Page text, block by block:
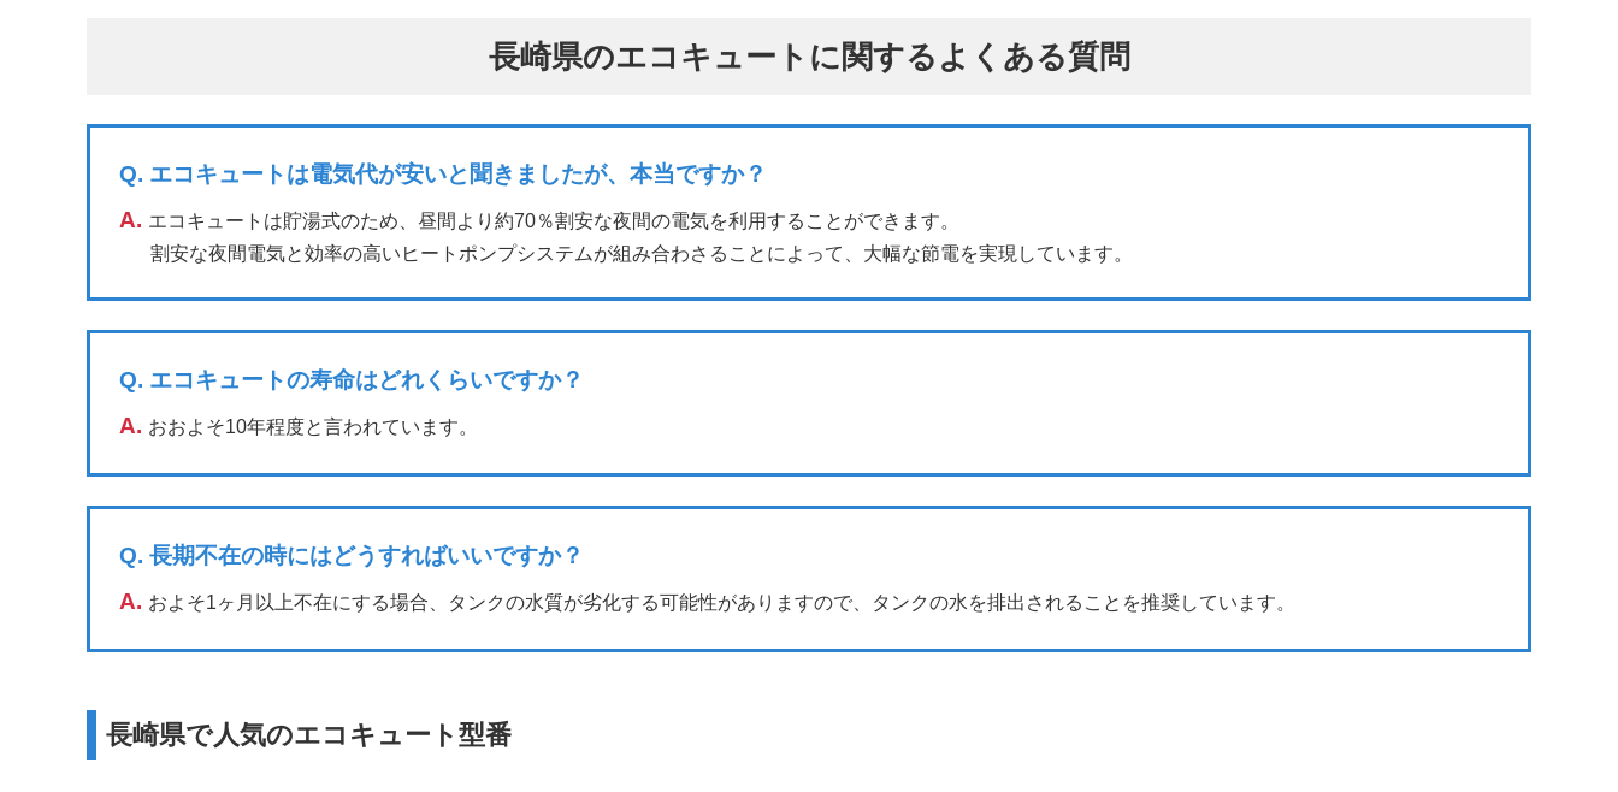
長崎県のエコキュートに関するよくある質問
Q. エコキュートは電気代が安いと聞きましたが、本当ですか？
A. エコキュートは貯湯式のため、昼間より約70％割安な夜間の電気を利用することができます。
割安な夜間電気と効率の高いヒートポンプシステムが組み合わさることによって、大幅な節電を実現しています。
Q. エコキュートの寿命はどれくらいですか？
A. おおよそ10年程度と言われています。
Q. 長期不在の時にはどうすればいいですか？
A. およそ1ヶ月以上不在にする場合、タンクの水質が劣化する可能性がありますので、タンクの水を排出されることを推奨しています。
長崎県で人気のエコキュート型番